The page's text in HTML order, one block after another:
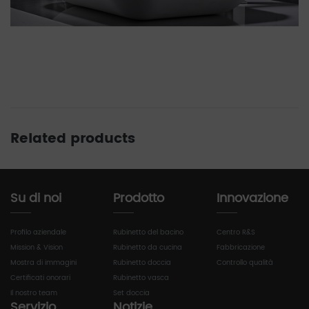
Related products
Su di noi
Profilo aziendale
Mission & Vision
Mostra di immagini
Certificati onorari
Il nostro team
Prodotto
Rubinetto del bacino
Rubinetto da cucina
Rubinetto doccia
Rubinetto vasca
Set doccia
Innovazione
Centro R&S
Fabbricazione
Controllo qualità